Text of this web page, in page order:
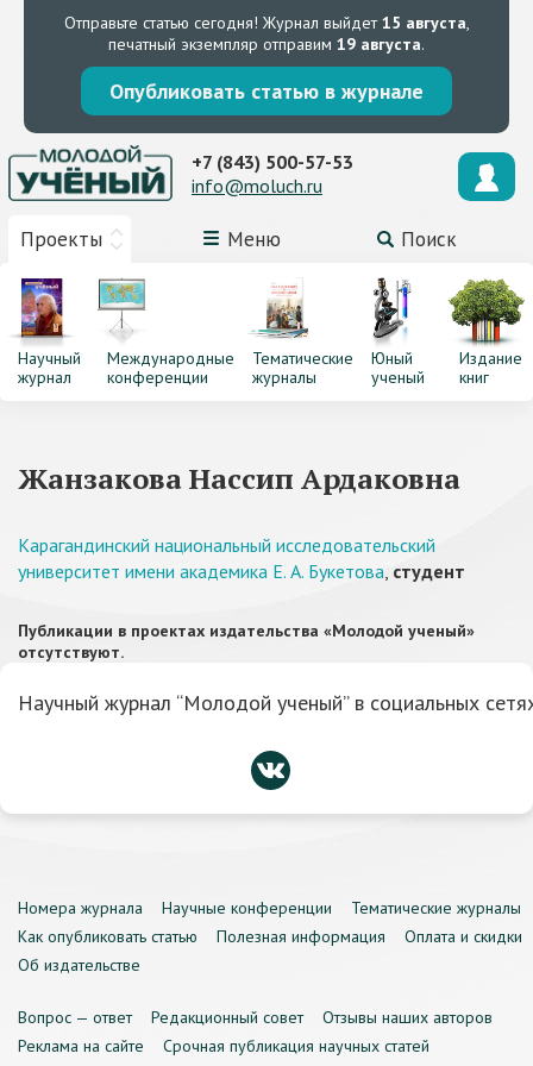
Отправьте статью сегодня! Журнал выйдет15 августа,
печатный экземпляр отправим 19 августа.
Опубликовать статью в журнале
Проекты Меню Поиск
+7 (843) 500-57-53
info@moluch.ru
Научный
журнал
Международные
конференции
Тематические
журналы
Юный
ученый
Издание
книг
Жанзакова Нассип Ардаковна
Карагандинский национальный исследовательский
университет имени академика Е. А. Букетова, студент
Публикации в проектах издательства «Молодой ученый»
отсутствуют.
Научный журнал “Молодой ученый” в социальных
Номера журнала Научные конференции
Тематические журналы
Как опубликовать статью
Полезная информация
Оплата и скидки
Об издательстве
Вопрос — ответ Редакционный совет
Отзывы наших авторов
Реклама на сайте
Срочная публикация научных статей